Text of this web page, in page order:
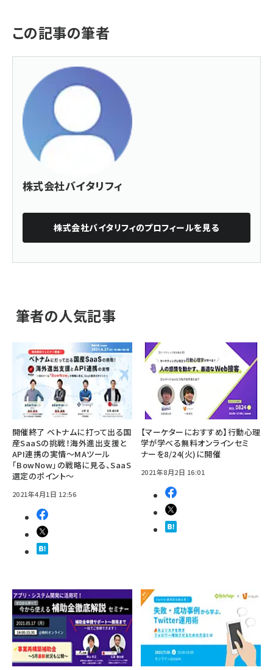
この記事の筆者
株式会社バイタリフィ
株式会社バイタリフィのプロフィールを見る
筆者の人気記事
開催終了 ベトナムに打って出る国
産SaaSの挑戦！海外進出支援と
API連携の実情～MAツール
「BowNow」の戦略に見る、SaaS
選定のポイント～
2021年4月1日 12:56
【マーケターにおすすめ】行動心理
学が学べる無料オンラインセミ
ナーを8/24(火)に開催
2021年8月2日 16:01